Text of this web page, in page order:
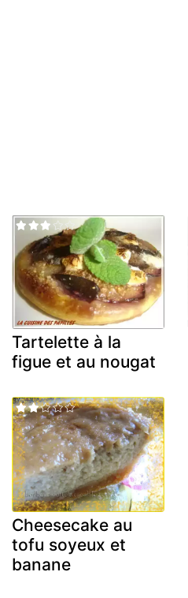
Tartelette à la
figue et au nougat
Cheesecake au
tofu soyeux et
banane